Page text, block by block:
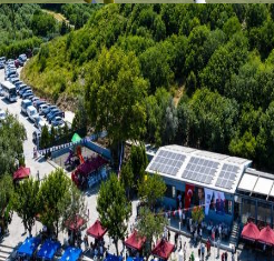
Bandırma Belediyesinden
Şirinçavuş’a hayat veren